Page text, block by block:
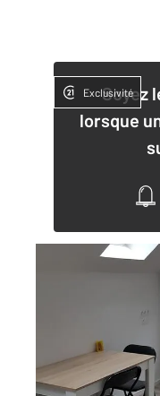
Soyez
lorsque
Exclusivité
480 €
par mois charges